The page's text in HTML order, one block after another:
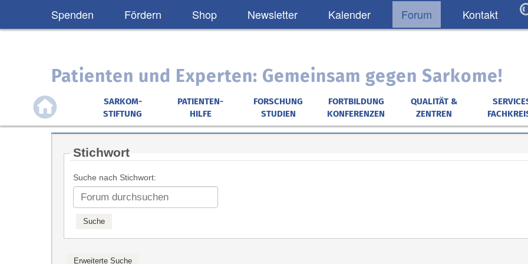
Spenden Fördern Shop Newsletter Kalender Forum Kontakt
Patienten und Experten: Gemeinsam gegen Sarkome!
SARKOM-
STIFTUNG
PATIENTEN-
HILFE
FORSCHUNG
STUDIEN
FORTBILDUNG
KONFERENZEN
QUALITÄT &
ZENTREN
Stichwort
Suche nach Stichwort: